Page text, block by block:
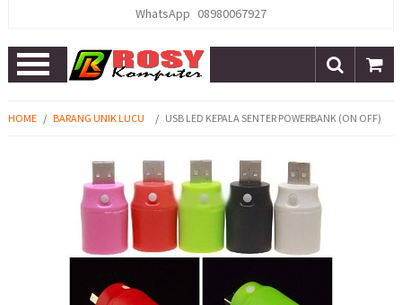
WhatsApp 08980067927
Open
Menu
HOME / BARANG UNIK LUCU / USB LED KEPALA SENTER POWERBANK (ON OFF)